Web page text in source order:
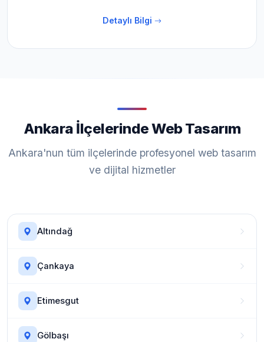
Detaylı Bilgi
Ankara İlçelerinde Web Tasarım
Ankara'nun tüm ilçelerinde profesyonel web tasarım
ve dijital hizmetler
Altındağ
Çankaya
Etimesgut
Gölbaşı